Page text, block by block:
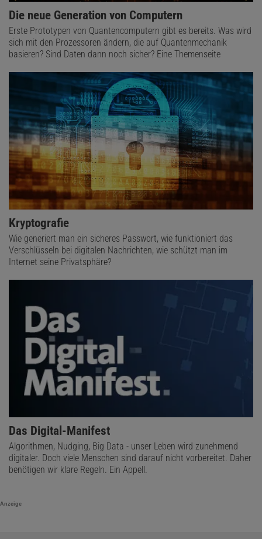
Die neue Generation von Computern
Erste Prototypen von Quantencomputern gibt es bereits. Was wird
sich mit den Prozessoren ändern, die auf Quantenmechanik
basieren? Sind Daten dann noch sicher? Eine Themenseite
Kryptografie
Wie generiert man ein sicheres Passwort, wie funktioniert das
Verschlüsseln bei digitalen Nachrichten, wie schützt man im
Internet seine Privatsphäre?
Das Digital-Manifest
Algorithmen, Nudging, Big Data - unser Leben wird zunehmend
digitaler. Doch viele Menschen sind darauf nicht vorbereitet. Daher
benötigen wir klare Regeln. Ein Appell.
Anzeige